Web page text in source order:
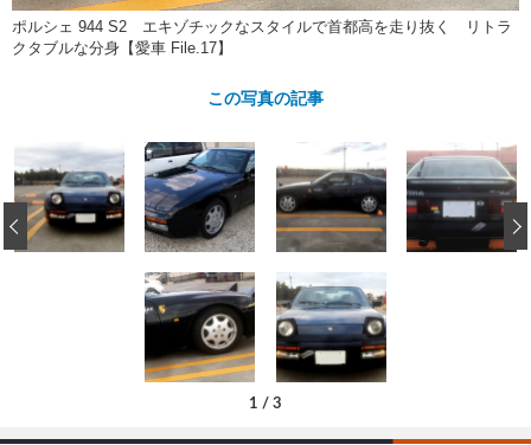
コラム
ショップレポート プロショップ検索
レストア
カーメーカー「旧車」関連プロジ
イベント
ポルシェ 944 S2 エキゾチックなスタイルで首都高を走り抜く リトラ
クタブルな分身【愛車 File.17】
この写真の記事
1 / 3
‹